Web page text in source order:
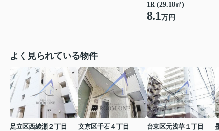
1R (29.18㎡)
8.1万円
よく見られている物件
足立区西綾瀬２丁目
文京区千石４丁目
台東区元浅草１丁目